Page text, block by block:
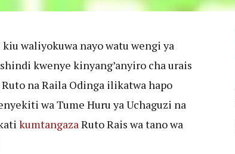
kiu waliyokuwa nayo watu wengi ya
kwenye kinyang’anyiro cha urais
na Raila Odinga ilikatwa hapo
wa Tume Huru ya Uchaguzi na
kumtangaza Ruto Rais wa tano wa